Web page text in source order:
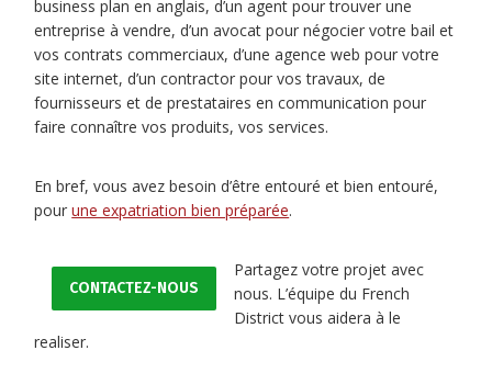
business plan en anglais, d’un agent pour trouver une
entreprise à vendre, d’un avocat pour négocier votre bail et
vos contrats commerciaux, d’une agence web pour votre
site internet, d’un contractor pour vos travaux, de
fournisseurs et de prestataires en communication pour
faire connaître vos produits, vos services.
En bref, vous avez besoin d’être entouré et bien entouré,
pourune expatriation bien préparée.
CONTACTEZ-NOUS
Partagez votre projet avec
nous. L’équipe du French
District vous aidera à le
realiser.